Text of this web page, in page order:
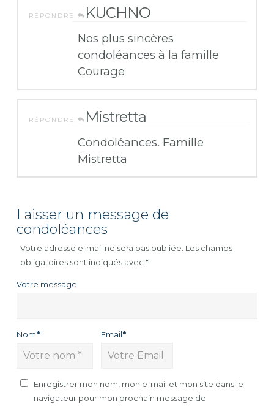
RÉPONDRE KUCHNO
Nos plus sincères
condoléances à la famille
Courage
RÉPONDRE Mistretta
Condoléances. Famille
Mistretta
Laisser un message de
condoléances
Votre adresse e-mail ne sera pas publiée. Les champs
obligatoires sont indiqués avec*
Votre message
Nom* Email*
Enregistrer mon nom, mon e-mail et mon site dans le
navigateur pour mon prochain message de